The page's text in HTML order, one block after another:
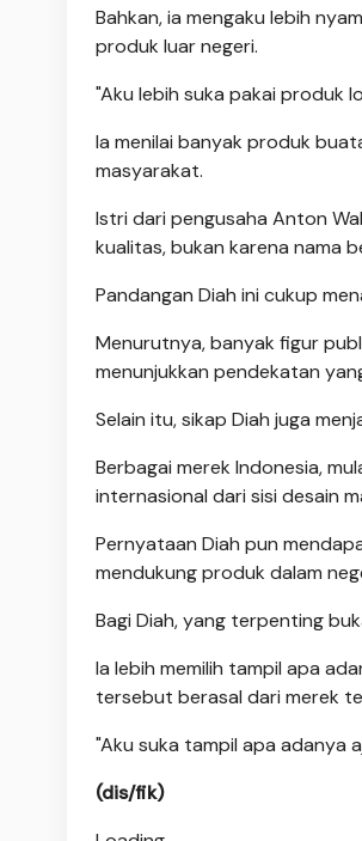
Bahkan, ia mengaku lebih
produk luar negeri.
"Aku lebih suka pakai produk
Ia menilai banyak produk
masyarakat.
Istri dari pengusaha Anton
kualitas, bukan karena nama
Pandangan Diah ini cukup
Menurutnya, banyak figur
menunjukkan pendekatan
Selain itu, sikap Diah juga
Berbagai merek Indonesia,
internasional dari sisi desain
Pernyataan Diah pun
mendukung produk dalam
Bagi Diah, yang terpenting
Ia lebih memilih tampil apa
tersebut berasal dari merek
"Aku suka tampil apa adanya
(dis/fik)